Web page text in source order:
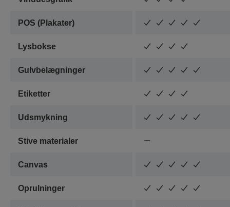
POS (Plakater)
Lysbokse
Gulvbelægninger
Etiketter
Udsmykning
Stive materialer
Canvas
Oprulninger